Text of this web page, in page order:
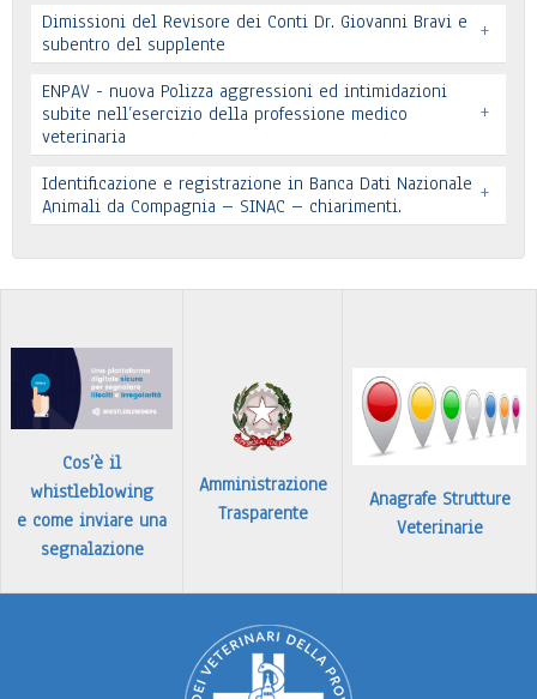
Leggi tutto
Dimissioni del Revisore dei Conti Dr. Giovanni Bravi e
subentro del supplente
+
Leggi tutto
ENPAV - nuova Polizza aggressioni ed intimidazioni
subite nell’esercizio della professione medico
veterinaria
+
In allegato si pubblica lettera pervenuta
Identificazione e registrazione in Banca Dati Nazionale
Animali da Compagnia – SINAC – chiarimenti.
+
Cos’è il
whistleblowing
e come inviare una
segnalazione
Amministrazione
Trasparente
Anagrafe Strutture
Veterinarie